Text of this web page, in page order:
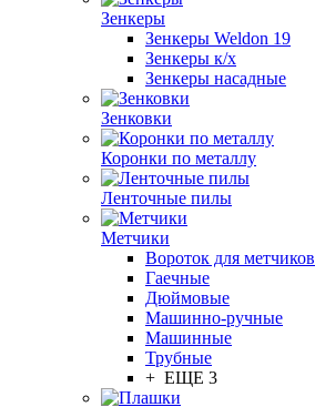
Зенкеры
Зенкеры Weldon 19
Зенкеры к/х
Зенкеры насадные
Зенковки
Коронки по металлу
Ленточные пилы
Метчики
Вороток для метчиков
Гаечные
Дюймовые
Машинно-ручные
Машинные
Трубные
+ ЕЩЕ 3